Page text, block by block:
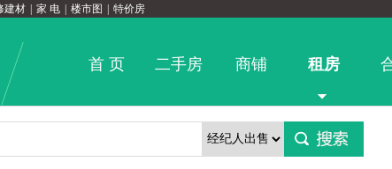
建材 家 电 楼市图 特价房
首 页 二手房 商铺 租房